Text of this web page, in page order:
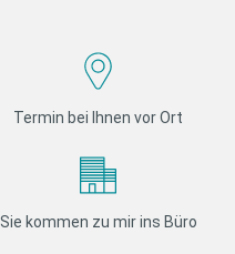
Termin bei Ihnen vor Ort
Sie kommen zu mir ins Büro